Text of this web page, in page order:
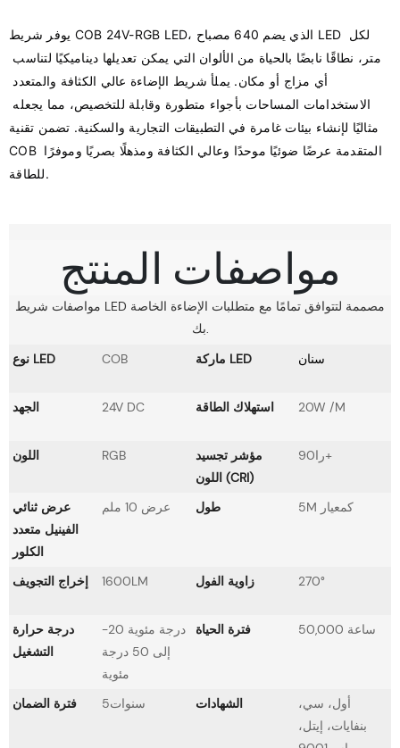
يوفر شريط COB 24V-RGB LED، الذي يضم 640 مصباح LED لكل
مثاليًا لإنشاء بيئات غامرة في التطبيقات التجارية والسكنية. تضمن تقنية
COB المتقدمة عرضًا ضوئيًا موحدًا وعالي الكثافة ومذهلًا بصريًا وموفرًا
مواصفات المنتج
مواصفات شريط LED مصممة لتتوافق تمامًا مع متطلبات الإضاءة الخاصة
بك.
نوع LED
COB ماركة LED سنان
الجهد 24V DC استهلاك الطاقة 20W /M
RGB
مؤشر تجسيد
اللون (CRI)
را90+
عرض ثنائي
الفينيل متعدد
الكلور
عرض 10 ملم طول 5M كمعيار
إخراج التجويف 1600LM زاوية الفول 270°
درجة حرارة
التشغيل
-20 درجة مئوية
إلى 50 درجة
مئوية
فترة الحياة 50,000 ساعة
فترة الضمان سنوات5 الشهادات
أول، سي،
بنفايات، إيتل،